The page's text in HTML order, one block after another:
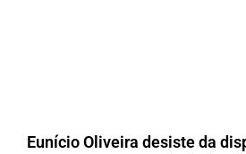
Eunício Oliveira desiste da